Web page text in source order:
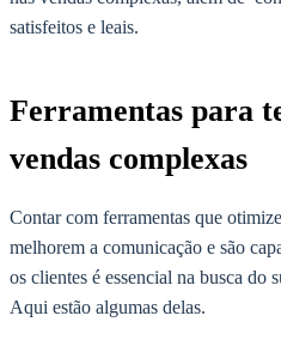
satisfeitos e leais.
Ferramentas para
vendas complexas
Contar com ferramentas que
melhorem a comunicação e são
os clientes é essencial na busca do
Aqui estão algumas delas.